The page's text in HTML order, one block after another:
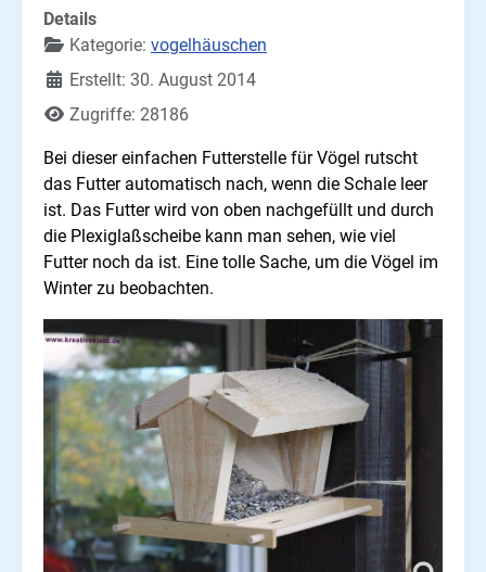
Details
Kategorie: vogelhäuschen
Erstellt: 30. August 2014
Zugriffe: 28186
Bei dieser einfachen Futterstelle für Vögel rutscht
das Futter automatisch nach, wenn die Schale leer
ist. Das Futter wird von oben nachgefüllt und durch
die Plexiglaßscheibe kann man sehen, wie viel
Futter noch da ist. Eine tolle Sache, um die Vögel im
Winter zu beobachten.